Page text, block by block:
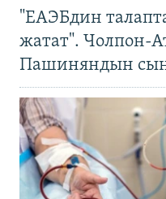
"ЕАЭБдин
жатат". Чолпон-
Пашиняндын